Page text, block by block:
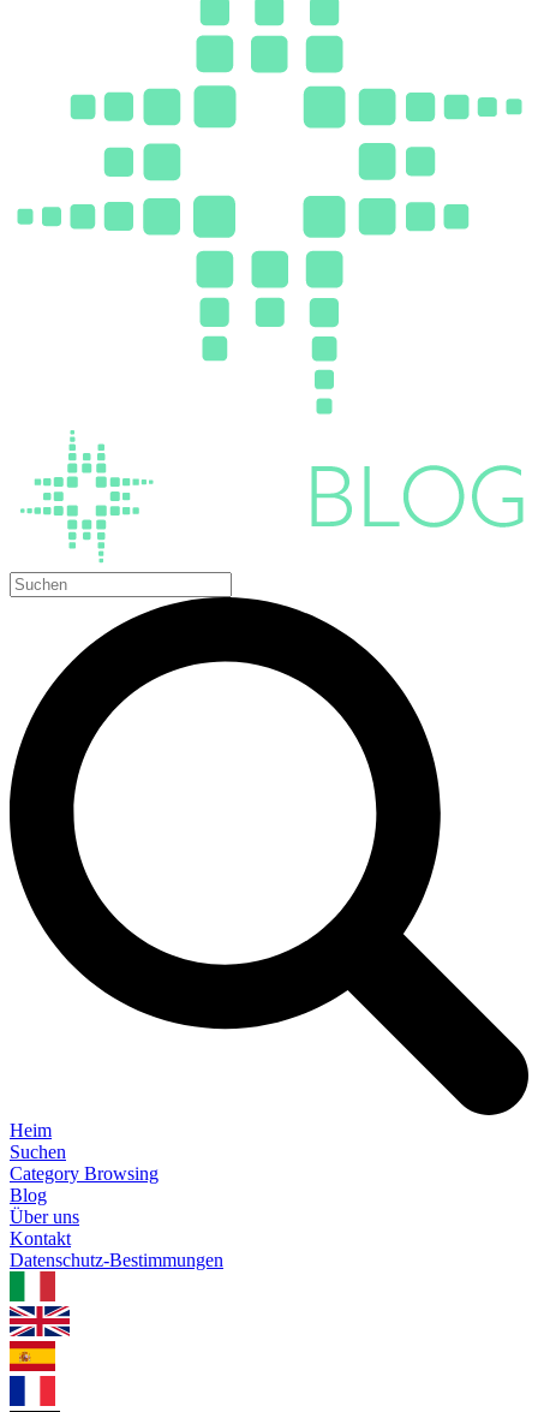
Heim
Suchen
Category Browsing
Blog
Über uns
Kontakt
Datenschutz-Bestimmungen